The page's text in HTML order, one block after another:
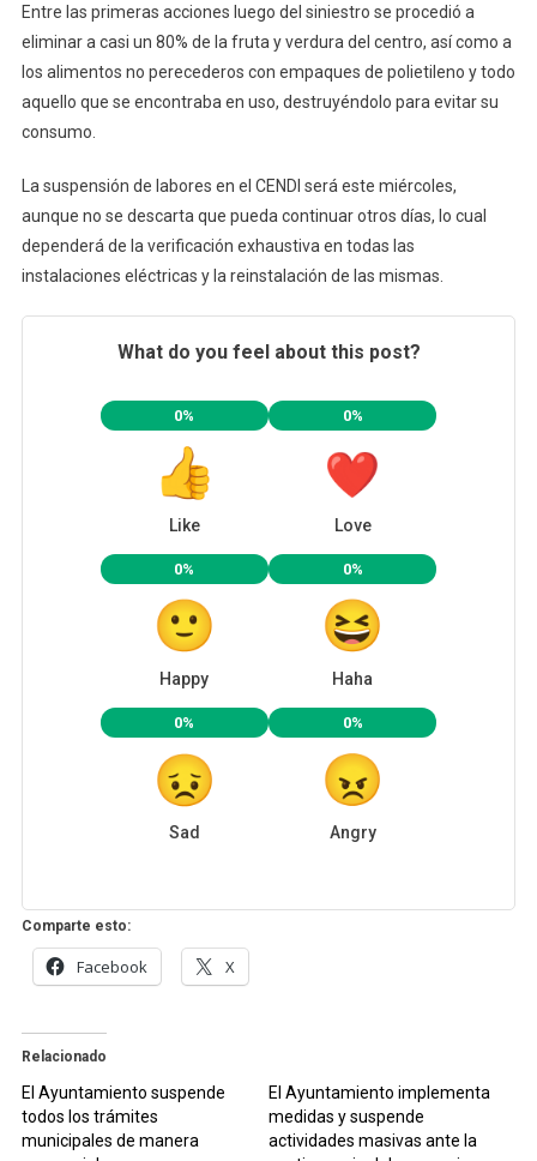
Entre las primeras acciones luego del siniestro se procedió a
eliminar a casi un 80% de la fruta y verdura del centro, así como a
los alimentos no perecederos con empaques de polietileno y todo
aquello que se encontraba en uso, destruyéndolo para evitar su
consumo.
La suspensión de labores en el CENDI será este miércoles,
aunque no se descarta que pueda continuar otros días, lo cual
dependerá de la verificación exhaustiva en todas las
instalaciones eléctricas y la reinstalación de las mismas.
What do you feel about this post?
0%
Like
0%
Love
0%
Happy
0%
Haha
0%
Sad
0%
Angry
Comparte esto:
Facebook X
Relacionado
El Ayuntamiento suspende
todos los trámites
municipales de manera
El Ayuntamiento implementa
medidas y suspende
actividades masivas ante la